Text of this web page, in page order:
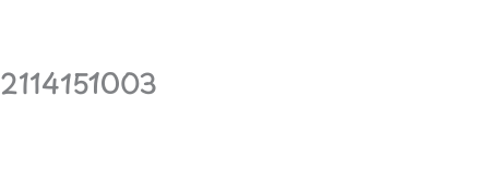
2114151003